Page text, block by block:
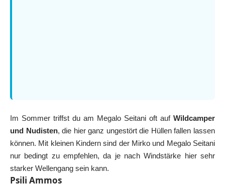
Im Sommer triffst du am Megalo Seitani oft auf Wildcamper
und Nudisten, die hier ganz ungestört die Hüllen fallen lassen
können. Mit kleinen Kindern sind der Mirko und Megalo Seitani
nur bedingt zu empfehlen, da je nach Windstärke hier sehr
starker Wellengang sein kann.
Psili Ammos